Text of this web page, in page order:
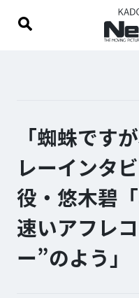
「蜘蛛です
レーインタ
役・悠木碧
速いアフレ
ー”のよう」